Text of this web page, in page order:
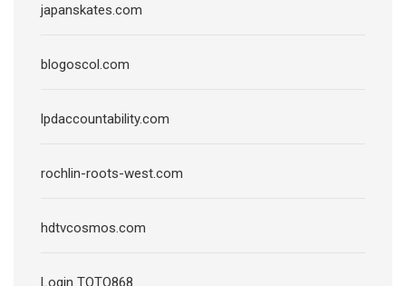
japanskates.com
blogoscol.com
lpdaccountability.com
rochlin-roots-west.com
hdtvcosmos.com
Login TOTO868